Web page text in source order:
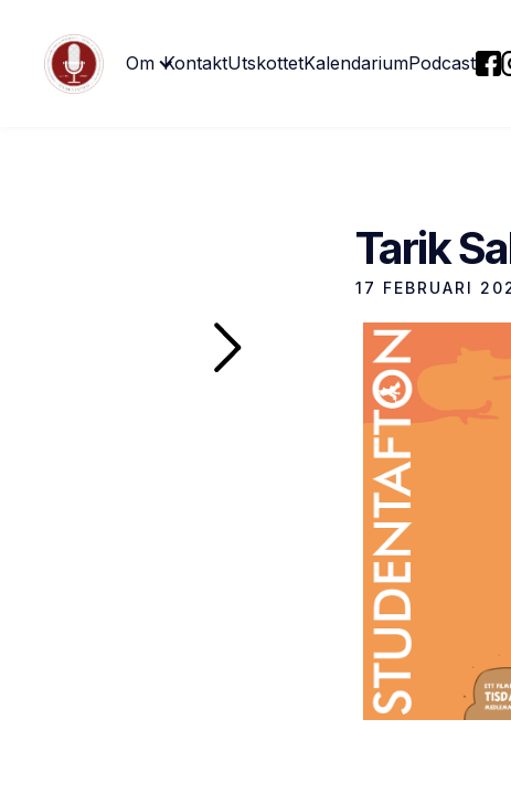
Om KontaktUtskottetKalendariumPodcast
Tarik
17 FEBRUARI